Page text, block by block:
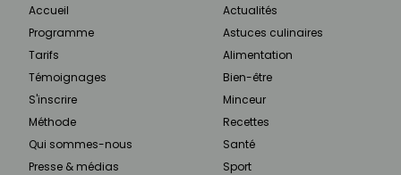
Accueil
Programme
Tarifs
Témoignages
S'inscrire
Méthode
Qui sommes-nous
Presse & médias
Actualités
Astuces culinaires
Alimentation
Bien-être
Minceur
Recettes
Santé
Sport